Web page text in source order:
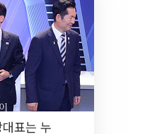
표는 누